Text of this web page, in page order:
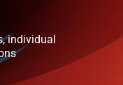
individual